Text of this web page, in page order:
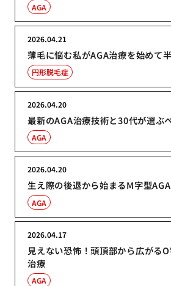
AGA
薄毛に悩む私がAGA治療を始めて
2026.04.21
円形脱毛症
最新のAGA治療技術と30代が選ぶ
2026.04.20
AGA
生え際の後退から始まるM字型
2026.04.20
AGA
見えない恐怖！頭頂部から広がる
治療
2026.04.17
AGA